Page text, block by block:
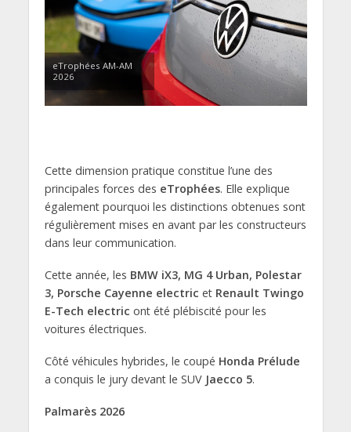
eTrophées AM-AM
2026
Cette dimension pratique constitue l’une des
principales forces des eTrophées. Elle explique
également pourquoi les distinctions obtenues sont
régulièrement mises en avant par les constructeurs
dans leur communication.
Cette année, les BMW iX3, MG 4 Urban, Polestar
3, Porsche Cayenne electric etRenault Twingo
E-Tech electric ont été plébiscité pour les
voitures électriques.
Côté véhicules hybrides, le coupé Honda Prélude
a conquis le jury devant le SUV Jaecco 5.
Palmarès 2026